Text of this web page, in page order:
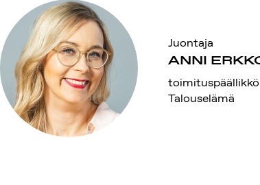
ANNI
Juontaja
toimituspäällikkö
Talouselämä